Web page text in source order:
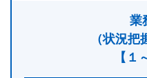
業
（状況
【１